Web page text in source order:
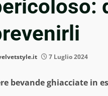
7 Luglio 2024
bevande ghiacciate in